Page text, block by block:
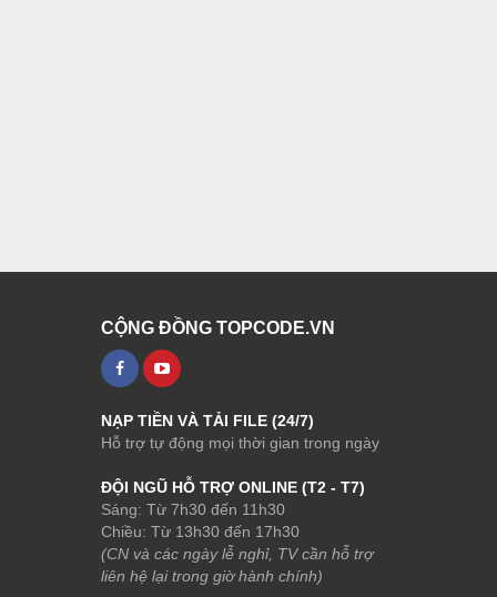
CỘNG ĐỒNG TOPCODE.VN
NẠP TIỀN VÀ TẢI FILE (24/7)
Hỗ trợ tự động mọi thời gian trong ngày
ĐỘI NGŨ HỖ TRỢ ONLINE (T2 - T7)
Sáng: Từ 7h30 đến 11h30
Chiều: Từ 13h30 đến 17h30
(CN và các ngày lễ nghỉ, TV cần hỗ trợ
liên hệ lại trong giờ hành chính)